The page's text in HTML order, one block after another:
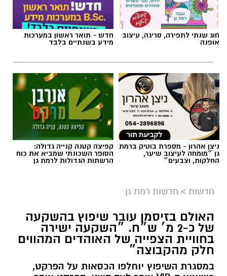
צילום: כבאות והצלה לישראל
לפנות בוקר (שישי) בשלושה מוקדים סמוכים בעיר,
עשן. חוקר דליקות של כבאות והצלה קבע כי קיים
חשד ממשי להצתה מכוונת וכי ייתכן קשר בין כלל
האירועים.
האירוע החל בשריפה שפרצה בעץ דקל ובלובי של
חוג שנתי לתפירה, סריגה, עיצוב
אופנה
חדש - תואר ראשון במערכות
מידע בשנתיים בלבד
ניצן אהרון - מספרת בוטיק ברמת
גן ״מומחה לעיצוב שיער,
החלקות, וצבעים״
קפיצה קטנה קנייה גדולה:
הסופר השכונתי שמביא את כוח
הרשתות הגדולות לרמת גן
חדשות > חדשות רמת גן
האולם בזיסמן עובר שיפוץ בהשקעה
של כ-2 מ׳ ש״ח. ״השקעה ישירה
בחוויית הצפייה של האוהדים המהווים
חלק מהקבוצה״
במסגרת השיפוץ יוחלפו הכסאות על הפרקט,